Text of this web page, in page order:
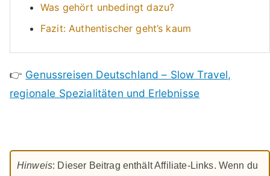
Was gehört unbedingt dazu?
Fazit: Authentischer geht’s kaum
👉 Genussreisen Deutschland – Slow Travel,
regionale Spezialitäten und Erlebnisse
Hinweis: Dieser Beitrag enthält Affiliate-Links. Wenn du